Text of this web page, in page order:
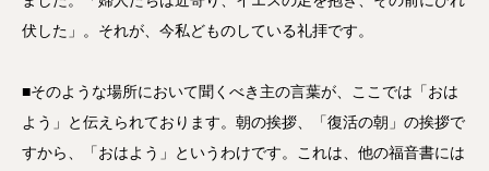
伏した」。それが、今私どものしている礼拝です。
■そのような場所において聞くべき主の言葉が、ここでは「おは
よう」と伝えられております。朝の挨拶、「復活の朝」の挨拶で
すから、「おはよう」というわけです。これは、他の福音書には